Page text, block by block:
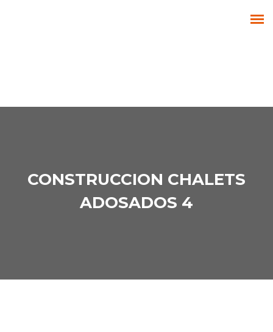
CONSTRUCCION CHALETS
ADOSADOS 4